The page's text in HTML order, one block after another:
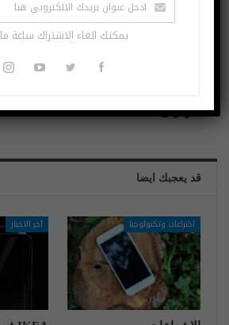
البوست السابق
مبيعات هواتف آبل
هواوي
قد يعجبك ايضا
اختراعات وتكنولوجيا آخر الاخبار
يمكنك الغاء الاشتراك ساعة